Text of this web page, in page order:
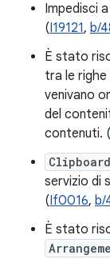
Impedisci
(I19121, b/
È stato
tra le
venivano
del
contenuti. (
Clipboard
servizio di
(If0016, b/
È stato